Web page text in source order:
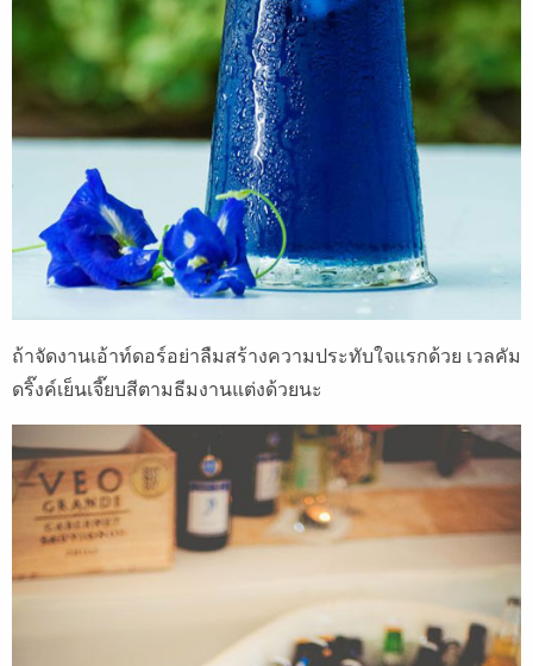
ถ้าจัดงานเอ้าท์ดอร์อย่าลืมสร้างความประทับใจแรกด้วย เวลคัม
ดริ๊งค์เย็นเจี๊ยบสีตามธีมงานแต่งด้วยนะ